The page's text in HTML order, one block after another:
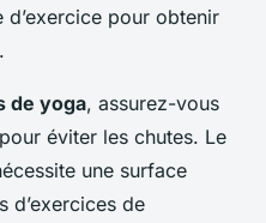
pour obtenir
de yoga, assurez-vous
éviter les chutes. Le
une surface
d’exercices de